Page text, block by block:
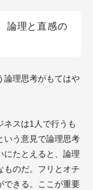
論理と直感の
理思考がもてはや
ネスは1人で行うも
いう意見で論理思考
にたとえると、論理
ものだ。フリとオチ
できる。ここが重要